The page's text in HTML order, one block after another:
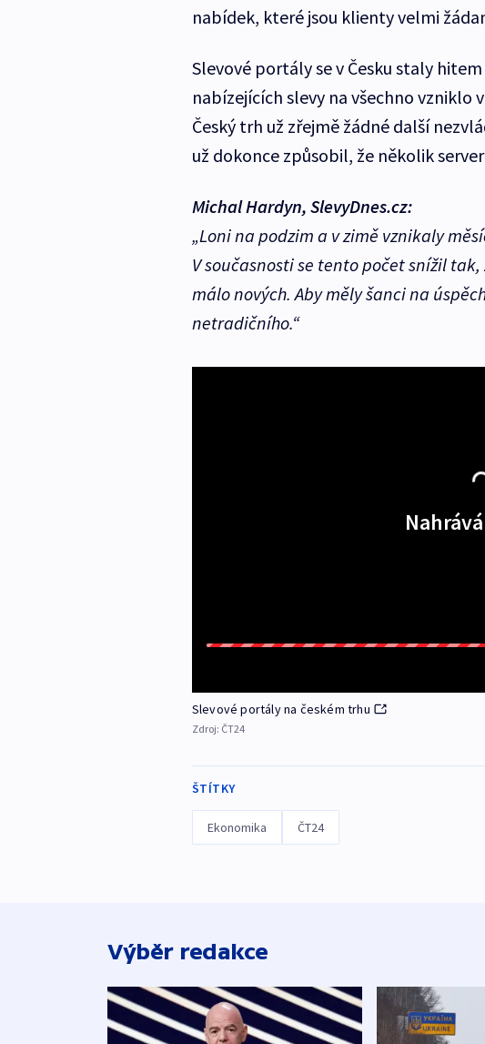
nabídek, které jsou klienty velmi
Slevové portály se v Česku staly
nabízejících slevy na všechno vzniklo
Český trh už zřejmě žádné další
už dokonce způsobil, že několik
Michal Hardyn, SlevyDnes.cz:
„Loni na podzim a v zimě vznikaly
V současnosti se tento počet snížil
málo nových. Aby měly šanci na
netradičního.“
Slevové portály na českém trhu
Zdroj: ČT24
ŠTÍTKY
Ekonomika ČT24
Výběr redakce